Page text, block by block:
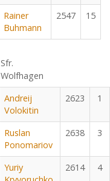
Rainer
Buhmann
2547 15
Sfr.
Wolfhagen
Andreij
Volokitin
2623 1
Ruslan
Ponomariov
2638 3
Yuriy
2614 4